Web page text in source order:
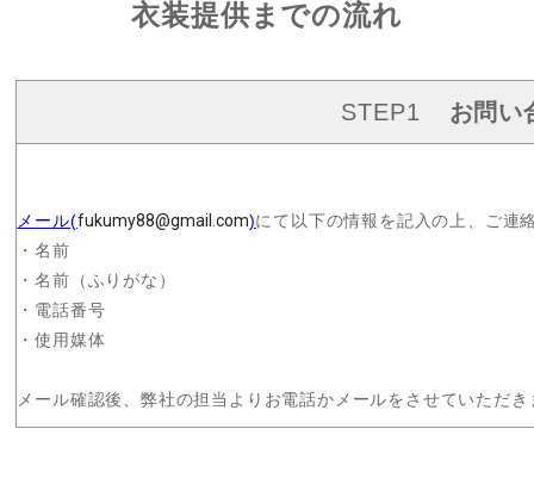
衣装提供までの流れ
STEP1 お問い
メール(fukumy88@gmail.com)にて以下の情報を記入の上、ご連
・名前
・名前（ふりがな）
・電話番号
・使用媒体
メール確認後、弊社の担当よりお電話かメールをさせていただき